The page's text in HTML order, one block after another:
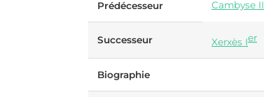
Prédécesseur Cambyse II
Successeur Xerxès Ier
Biographie